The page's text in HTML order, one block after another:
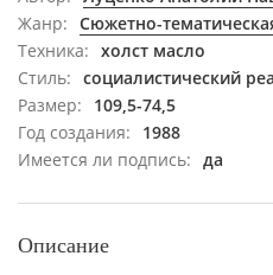
Жанр: Сюжетно-
Техника: холст масло
Стиль: социалистический
Размер:
109,5-74,5
Год создания:
1988
Имеется ли подпись: да
Описание